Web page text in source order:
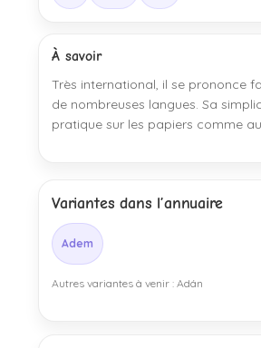
À savoir
Très international, il se prononce
de nombreuses langues. Sa
pratique sur les papiers comme
Variantes dans l’annuaire
Adem
Autres variantes à venir : Adán